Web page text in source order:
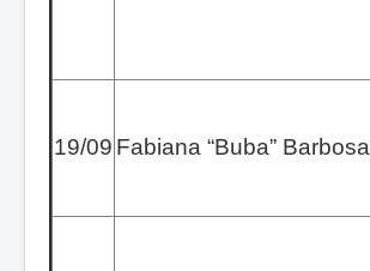
19/09 Fabiana “Buba” Barbosa